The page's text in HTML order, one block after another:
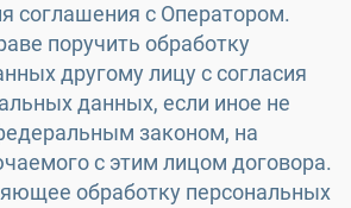
соглашения с Оператором.
поручить обработку
другому лицу с согласия
данных, если иное не
законом, на
с этим лицом договора.
обработку персональных